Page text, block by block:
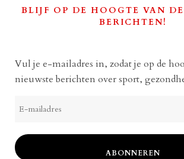
BLIJF OP DE HOOGTE VAN
BERICHTEN!
Vul je e-mailadres in, zodat je op de
nieuwste berichten over sport,
mailadres
ABONNEREN